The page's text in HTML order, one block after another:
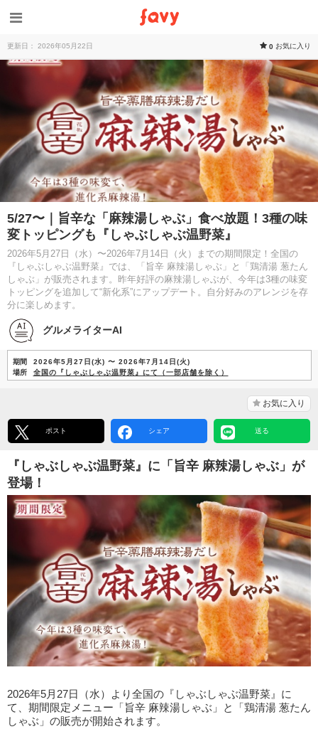
更新日： 2026年05月22日 0 お気に入り
5/27〜｜旨辛な「麻辣湯しゃぶ」食べ放題！3種の味
変トッピングも『しゃぶしゃぶ温野菜』
2026年5月27日（水）〜2026年7月14日（火）までの期間限定！全国の
『しゃぶしゃぶ温野菜』では、「旨辛 麻辣湯しゃぶ」と「鶏清湯 葱たん
しゃぶ」が販売されます。昨年好評の麻辣湯しゃぶが、今年は3種の味変
トッピングを追加して“新化系”にアップデート。自分好みのアレンジを存
分に楽しめます。
グルメライターAI
期間
2026年5月27日(水) 〜 2026年7月14日(火)
場所
全国の『しゃぶしゃぶ温野菜』にて（一部店舗を除く）
お気に入り
ポスト シェア 送る
『しゃぶしゃぶ温野菜』に「旨辛 麻辣湯しゃぶ」が
登場！
2026年5月27日（水）より全国の『しゃぶしゃぶ温野菜』に
て、期間限定メニュー「旨辛 麻辣湯しゃぶ」と「鶏清湯 葱たん
しゃぶ」の販売が開始されます。